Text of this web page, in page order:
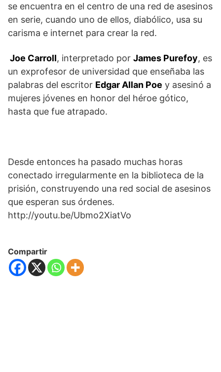
se encuentra en el centro de una red de asesinos
en serie, cuando uno de ellos, diabólico, usa su
carisma e internet para crear la red.
Joe Carroll, interpretado por James Purefoy, es
un exprofesor de universidad que enseñaba las
palabras del escritor Edgar Allan Poe y asesinó a
mujeres jóvenes en honor del héroe gótico,
hasta que fue atrapado.
Desde entonces ha pasado muchas horas
conectado irregularmente en la biblioteca de la
prisión, construyendo una red social de asesinos
que esperan sus órdenes.
http://youtu.be/Ubmo2XiatVo
Compartir